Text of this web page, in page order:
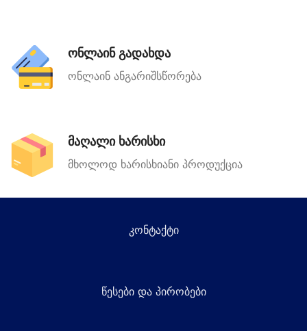
ონლაინ გადახდა
ონლაინ ანგარიშსწორება
მაღალი ხარისხი
მხოლოდ ხარისხიანი პროდუქცია
კონტაქტი
წესები და პირობები